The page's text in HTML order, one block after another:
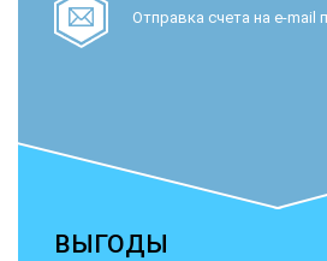
Отправка счета на e-mail
ВЫГОДЫ